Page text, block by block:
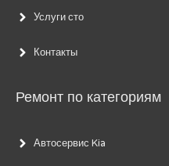
Услуги сто
Контакты
Ремонт по категориям
Автосервис Kia